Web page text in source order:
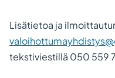
Lisätietoa ja
tekstiviestillä 050 559